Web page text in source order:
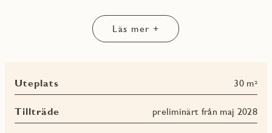
middagar och umgänge. Här finns även möjlighet till köksö
som tillval, för den som vill förstärka både arbetsyta och den
sociala känslan ytterligare. Från den öppna delen nås
loungemöbler och grönska, med skärmväggar som skapar en
ombonad känsla. Bostaden rymmer tre sovrum, där det
största om 13 kvm har både klädkammare och direkt utgång
till uteplatsen. De två mindre sovrummen passar utmärkt
Läs mer +
Uteplats 30 m²
Tillträde preliminärt från maj 2028